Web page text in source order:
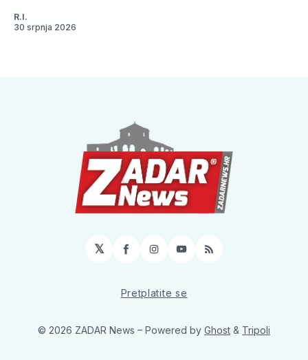
R.I.
30 srpnja 2026
𝕏 Facebook
Instagram
YouTube
RSS
Pretplatite se
© 2026 ZADAR News – Powered by Ghost & Tripoli